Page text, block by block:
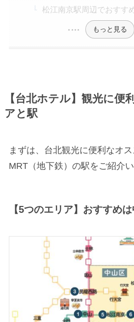
松江南京駅周辺でおすす
もっと見る
【台北ホテル】観光に便
アと駅
まずは、台北観光に便利なオ
MRT（地下鉄）の駅をご紹介い
【5つのエリア】おすすめ